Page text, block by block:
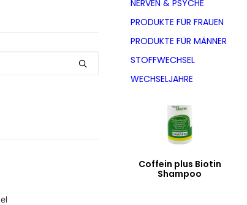
NERVEN & PSYCHE
PRODUKTE FÜR FRAUEN
PRODUKTE FÜR MÄNNER
STOFFWECHSEL
WECHSELJAHRE
Coffein plus Biotin
Shampoo